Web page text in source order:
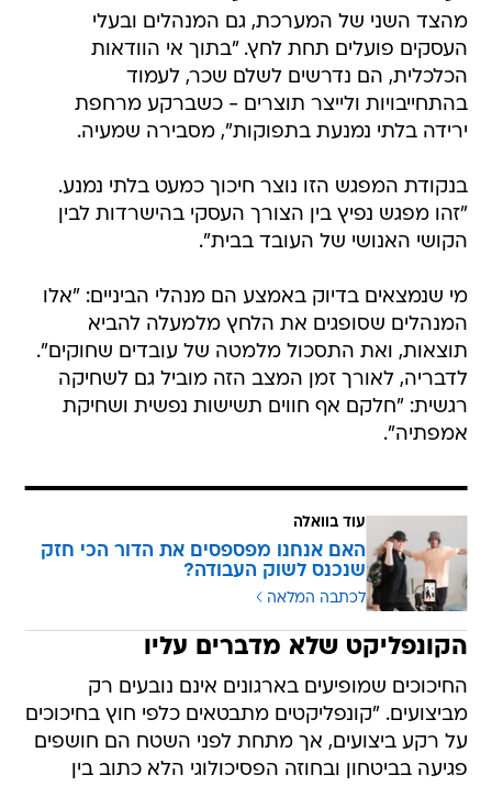
מהצד השני של המערכת, גם המנהלים ובעלי
העסקים פועלים תחת לחץ. "בתוך אי הוודאות
הכלכלית, הם נדרשים לשלם שכר, לעמוד
בהתחייבויות ולייצר תוצרים - כשברקע מרחפת
ירידה בלתי נמנעת בתפוקות", מסבירה שמעיה.
בנקודת המפגש הזו נוצר חיכוך כמעט בלתי נמנע.
"זהו מפגש נפיץ בין הצורך העסקי בהישרדות לבין
הקושי האנושי של העובד בבית".
מי שנמצאים בדיוק באמצע הם מנהלי הביניים: "אלו
המנהלים שסופגים את הלחץ מלמעלה להביא
תוצאות, ואת התסכול מלמטה של עובדים שחוקים".
לדבריה, לאורך זמן המצב הזה מוביל גם לשחיקה
רגשית: "חלקם אף חווים תשישות נפשית ושחיקת
אמפתיה".
עוד בוואלה
האם אנחנו מפספסים את הדור הכי חזק
שנכנס לשוק העבודה?
לכתבה המלאה
הקונפליקט שלא מדברים עליו
החיכוכים שמופיעים בארגונים אינם נובעים רק
מביצועים. "קונפליקטים מתבטאים כלפי חוץ בחיכוכים
על רקע ביצועים, אך מתחת לפני השטח הם חושפים
פגיעה בביטחון ובחוזה הפסיכולוגי הלא כתוב בין